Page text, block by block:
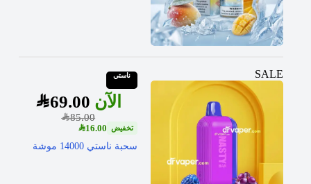
SALE ناستي
SAR85.00
SAR69.00
SAR16.00
سحبة ناستي 14000 موشة